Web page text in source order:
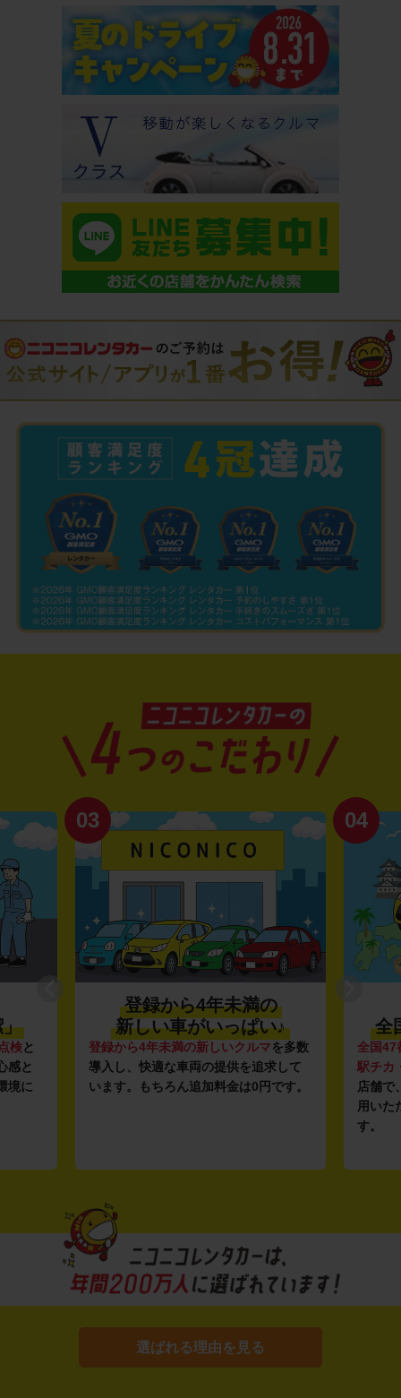
」
検と
感と
境に
03
登録から4年未満の
新しい車がいっぱい♪
登録から4年未満の新しいクルマを多数
導入し、快適な車両の提供を追求して
います。もちろん追加料金は0円です。
04
全
全国47
駅チカ
店舗で
用いた
す。
選ばれる理由を見る